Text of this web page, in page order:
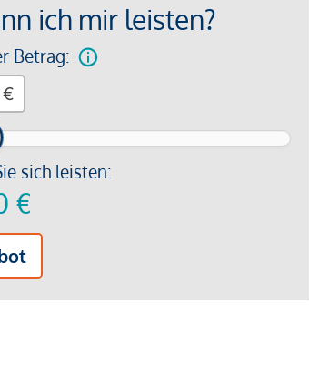
ich mir leisten?
Betrag:
sich leisten:
€
€